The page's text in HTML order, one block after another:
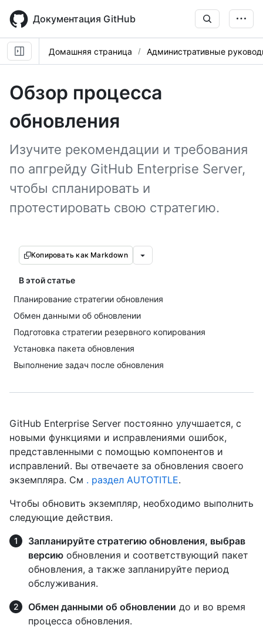
main
content
Документация GitHub
Домашняя страница Административные
Обзор процесса
обновления
Изучите рекомендации и требования
по апгрейду GitHub Enterprise Server,
чтобы спланировать и
протестировать свою стратегию.
Копировать как Markdown
В этой статье
Планирование стратегии обновления
Обмен данными об обновлении
Подготовка стратегии резервного копирования
Установка пакета обновления
Выполнение задач после обновления
GitHub Enterprise Server постоянно улучшается, с
новыми функциями и исправлениями ошибок,
представленными с помощью компонентов и
исправлений. Вы отвечаете за обновления своего
экземпляра. См . раздел AUTOTITLE.
Чтобы обновить экземпляр, необходимо выполнить
следующие действия.
Запланируйте стратегию обновления, выбрав
версию обновления и соответствующий пакет
обновления, а также запланируйте период
обслуживания.
Обмен данными об обновлении до и во время
процесса обновления.